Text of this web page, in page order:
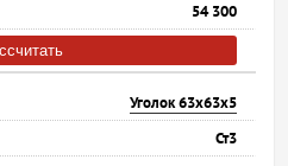
54 300
Уголок 63х63х5
Ст3